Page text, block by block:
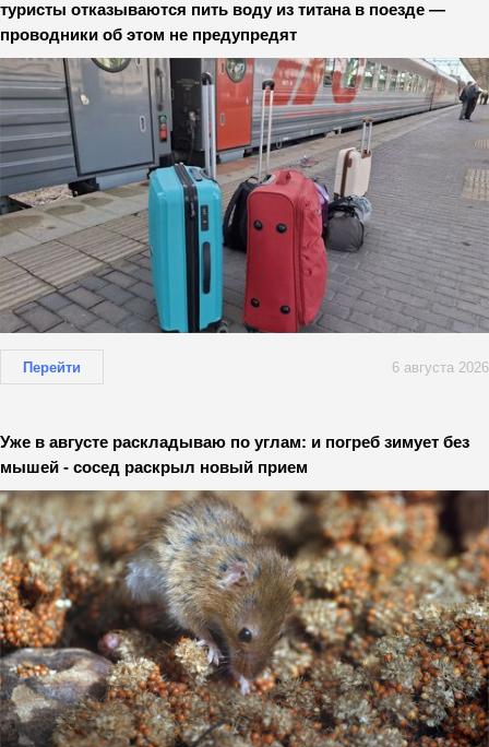
туристы отказываются пить воду из титана в поезде —
проводники об этом не предупредят
Перейти 6 августа 2026
Уже в августе раскладываю по углам: и погреб зимует без
мышей - сосед раскрыл новый прием